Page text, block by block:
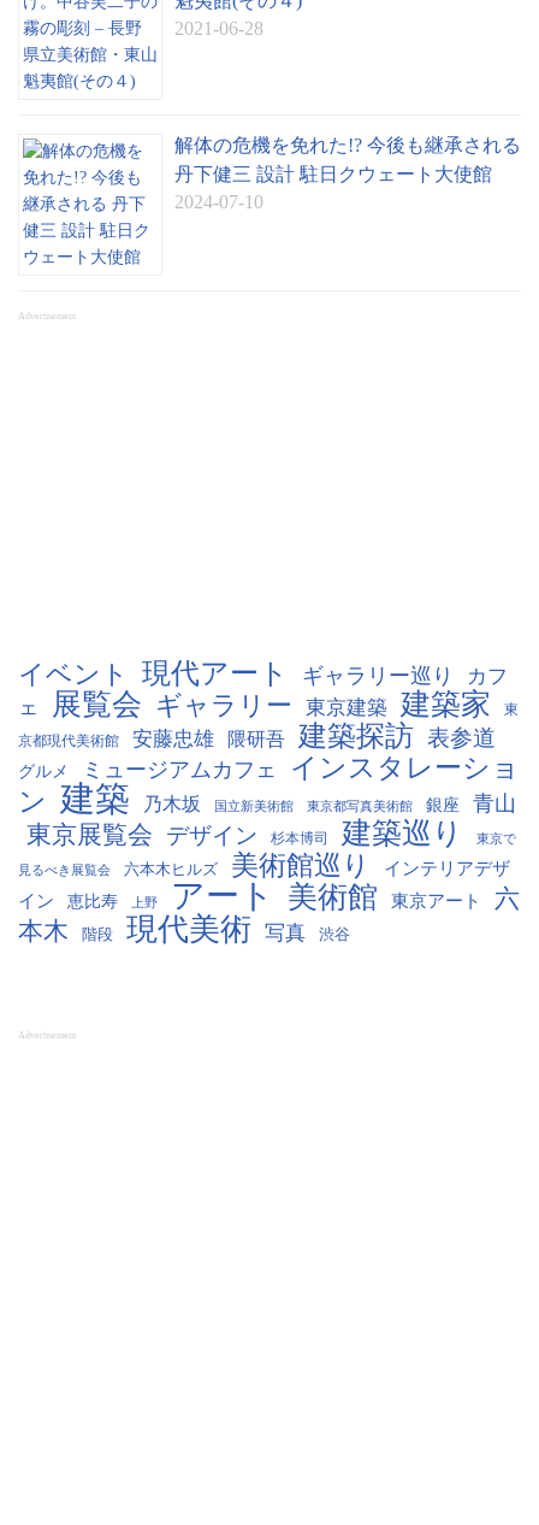
2021-06-28
解体の危機を免れた!? 今後も継承される
丹下健三 設計 駐日クウェート大使館
2024-07-10
Advertisement
イベント 現代アート ギャラリー巡り
カフ
ェ
展覧会 ギャラリー 東京建築 建築家
東
京都現代美術館
安藤忠雄 隈研吾 建築探訪 表参道
グルメ ミュージアムカフェ
インスタレーショ
ン 建築 乃木坂 国立新美術館 東京都写真美術館 銀座 青山
東京展覧会 デザイン 杉本博司 建築巡り 東京で
見るべき展覧会 六本木ヒルズ 美術館巡り
インテリアデザ
イン
恵比寿 上野 アート 美術館 東京アート
六
本木
階段 現代美術 写真 渋谷
Advertisement